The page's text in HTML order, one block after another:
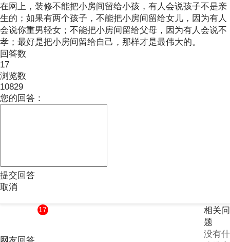
在网上，装修不能把小房间留给小孩，有人会说孩子不是亲
生的；如果有两个孩子，不能把小房间留给女儿，因为有人
会说你重男轻女；不能把小房间留给父母，因为有人会说不
孝；最好是把小房间留给自己，那样才是最伟大的。
回答数
17
浏览数
10829
您的回答：
提交回答
取消
17
相关问
题
没有什